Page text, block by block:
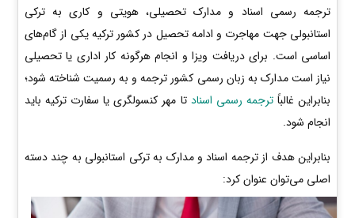
ترجمه رسمی اسناد و مدارک تحصیلی، هویتی و کاری به ترکی
استانبولی جهت مهاجرت و ادامه تحصیل در کشور ترکیه یکی از گام‌های
اساسی است. برای دریافت ویزا و انجام هرگونه کار اداری یا تحصیلی
نیاز است مدارک به زبان رسمی کشور ترجمه و به رسمیت شناخته شود؛
بنابراین غالباًترجمه رسمی اسناد تا مهر کنسولگری یا سفارت ترکیه باید
انجام شود.
بنابراین هدف از ترجمه اسناد و مدارک به ترکی استانبولی به چند دسته
اصلی می‌توان عنوان کرد: